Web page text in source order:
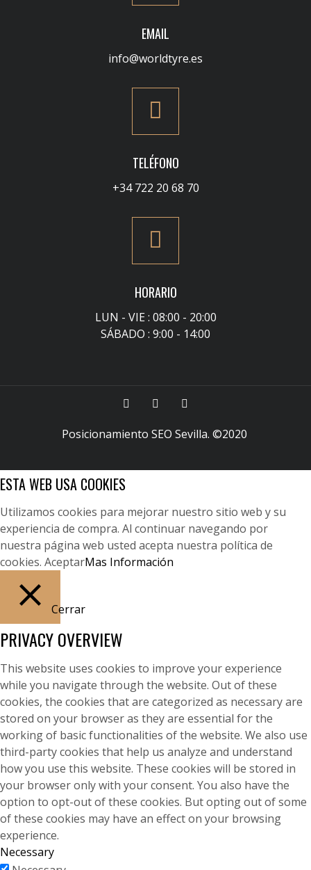
EMAIL
info@worldtyre.es
TELÉFONO
+34 722 20 68 70
HORARIO
LUN - VIE : 08:00 - 20:00
SÁBADO : 9:00 - 14:00
Posicionamiento SEO Sevilla. ©2020
ESTA WEB USA COOKIES
Utilizamos cookies para mejorar nuestro sitio web y su
experiencia de compra. Al continuar navegando por
nuestra página web usted acepta nuestra política de
cookies. AceptarMas Información
Cerrar
PRIVACY OVERVIEW
This website uses cookies to improve your experience
while you navigate through the website. Out of these
cookies, the cookies that are categorized as necessary are
stored on your browser as they are essential for the
working of basic functionalities of the website. We also use
third-party cookies that help us analyze and understand
how you use this website. These cookies will be stored in
your browser only with your consent. You also have the
option to opt-out of these cookies. But opting out of some
of these cookies may have an effect on your browsing
experience.
Necessary